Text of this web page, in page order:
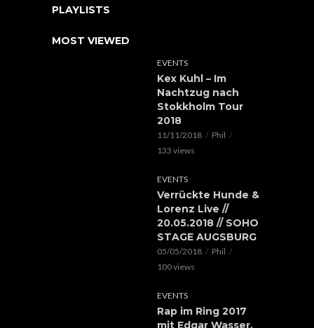
PLAYLISTS
MOST VIEWED
EVENTS
Kex Kuhl – Im
Nachtzug nach
Stokkholm Tour
2018
11/11/2018
Phil
133 views
EVENTS
Verrückte Hunde &
Lorenz Live //
20.05.2018 // SOHO
STAGE AUGSBURG
05/05/2018
Phil
100 views
EVENTS
Rap im Ring 2017
mit Edgar Wasser,